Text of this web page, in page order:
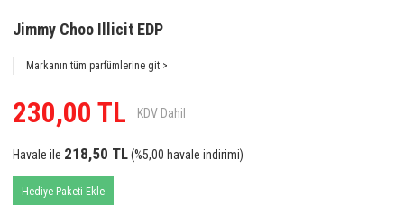
Jimmy Choo Illicit EDP
Markanın tüm parfümlerine git >
230,00 TL KDV Dahil
Havale ile 218,50 TL(%5,00 havale indirimi)
Hediye Paketi Ekle